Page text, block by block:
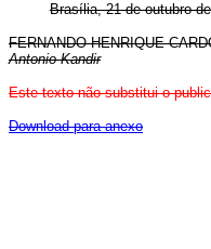
Brasília, 21 de outubro
FERNANDO HENRIQUE
Antonio Kandir
Este texto não substitui o
Download para anexo